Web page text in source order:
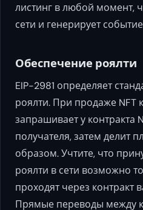
листинг в любой момент,
сети и генерирует
Обеспечение роялти
EIP-2981 определяет
роялти. При продаже NFT
запрашивает у контракта
получателя, затем делит
образом. Учтите, что
роялти в сети возможно
проходят через контракт
Прямые переводы между